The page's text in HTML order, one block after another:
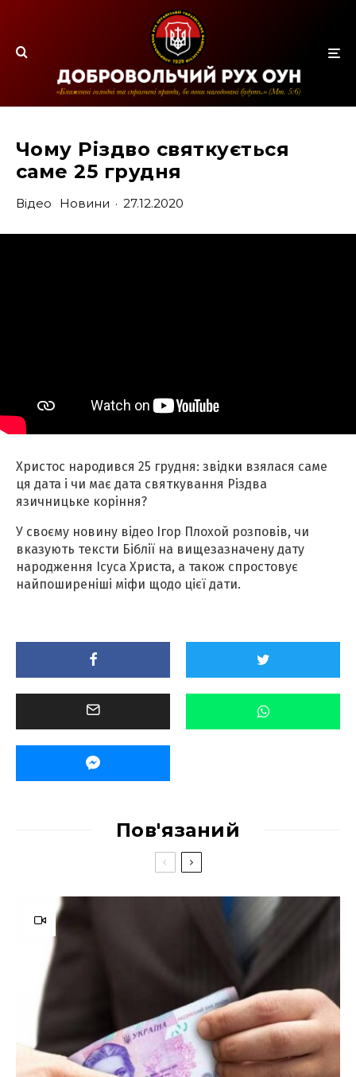
Чому Різдво святкується
саме 25 грудня
Відео Новини · 27.12.2020
Христос народився 25 грудня: звідки взялася саме
ця дата і чи має дата святкування Різдва
язичницьке коріння?
У своєму новину відео Ігор Плохой розповів, чи
вказують тексти Біблії на вищезазначену дату
народження Ісуса Христа, а також спростовує
найпоширеніші міфи щодо цієї дати.
Пов'язаний